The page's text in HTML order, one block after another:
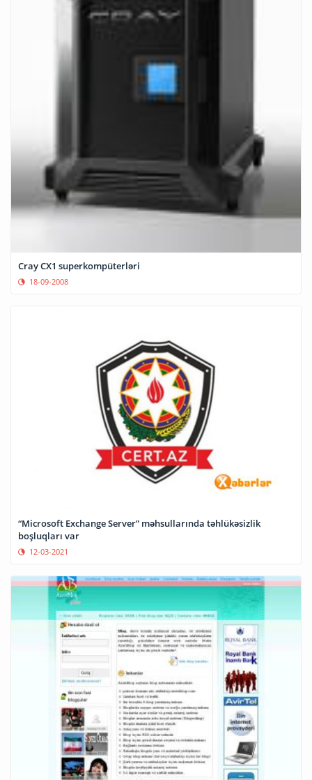
Cray CX1 superkompüterləri
18-09-2008
“Microsoft Exchange Server” məhsullarında təhlükəsizlik
boşluqları var
12-03-2021